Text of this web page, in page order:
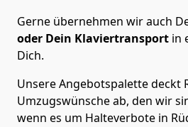
Gerne übernehmen wir auch
oder Dein Klaviertransport in
Dich.
Unsere Angebotspalette deckt
Umzugswünsche ab, den wir
wenn es um Halteverbote in